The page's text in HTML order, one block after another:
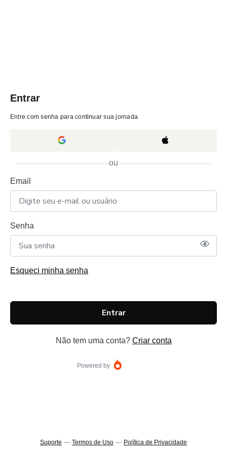
Entrar
Entre com senha para continuar sua jornada
ou
Email
Senha
Esqueci minha senha
Entrar
Não tem uma conta? Criar conta
Powered by
Suporte — Termos de Uso — Política de Privacidade